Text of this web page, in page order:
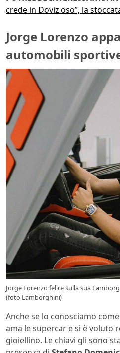
crede in Dovizioso”, la
Jorge Lorenzo
automobili
Jorge Lorenzo felice sulla sua
(foto Lamborghini)
Anche se lo conosciamo
ama le supercar e si è voluto
gioiellino. Le chiavi gli sono